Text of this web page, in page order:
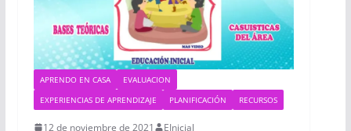
APRENDO EN CASA
EVALUACION
EXPERIENCIAS DE APRENDIZAJE
PLANIFICACIÓN RECURSOS
12 de noviembre de 2021 EInicial